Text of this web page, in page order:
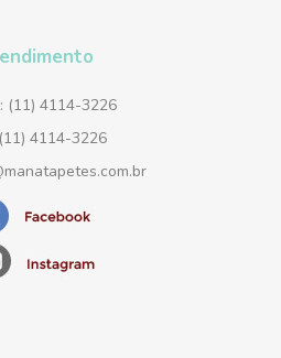
(11) 4114-3226
4114-3226